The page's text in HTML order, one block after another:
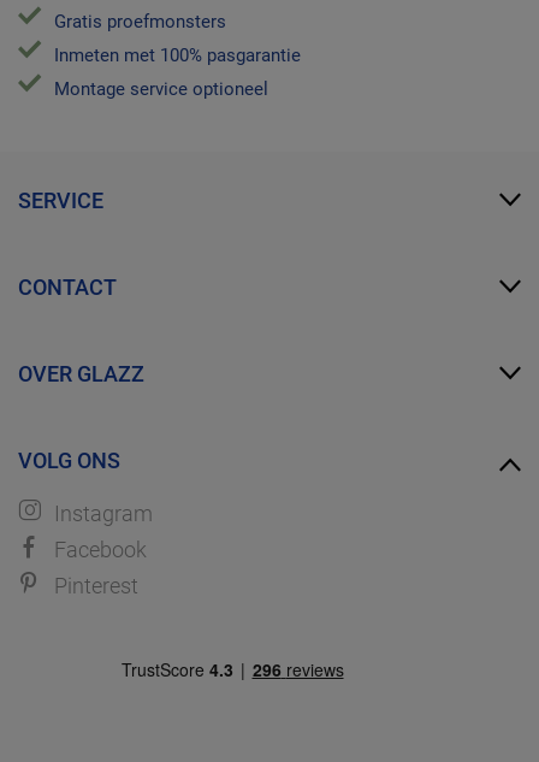
Gratis proefmonsters
Inmeten met 100% pasgarantie
Montage service optioneel
SERVICE
Zakelijk account
Proefmonsters bestellen
CONTACT
WhatsApp
OVER GLAZZ
Ontdek GLAZZ
VOLG ONS
Instagram
Facebook
Pinterest